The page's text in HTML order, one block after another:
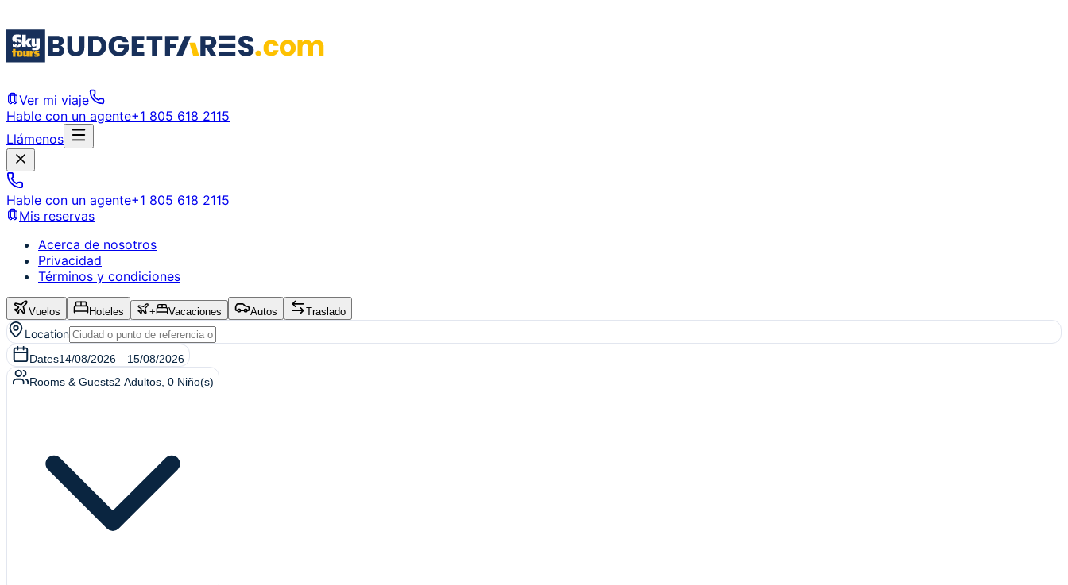
Ver mi viaje
Hable con un agente+1 805 618 2115
Llámenos
Hable con un agente+1 805 618 2115
Mis reservas
Acerca de nosotros
Privacidad
Términos y condiciones
Vuelos Hoteles + Vacaciones Autos Traslado
Location
Dates14/08/2026—15/08/2026
Rooms & Guests2 Adultos 0 Niño(s)